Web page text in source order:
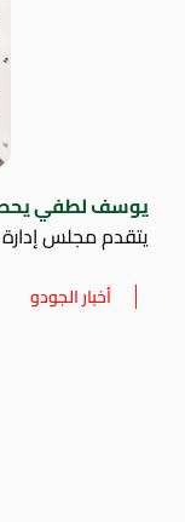
يوسف لطفي
يتقدم مجلس
أخبار الجودو